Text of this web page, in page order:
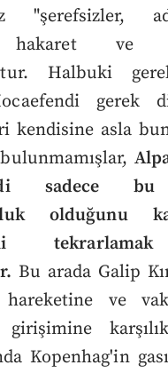
"şerefsizler,
hakaret ve
Halbuki
gerek
kendisine asla
sadece bu
olduğunu
Bu arada Galip
ve
girişimine
Kopenhag'in